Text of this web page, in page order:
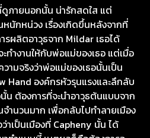
ภายนอกนั้น น่ารักสดใส แต่
หนักหน่วง เรื่องเกิดขึ้นหลังจากที่
รผลิตอาวุธจาก Mildar เธอได้
ทำงานให้กับพ่อแม่ของเธอ แต่เมื่อ
ามจริงว่าพ่อแม่ของเธอนั้นเป็น
Hand องค์กรหัวรุนแรงและลึกลับ
ต้องการที่จะนำอาวุธต้นแบบจาก
ำนวนมาก เพื่อกลับไปทำลายเมือง
าเป็นเมืองที่ Capheny นั้น ได้